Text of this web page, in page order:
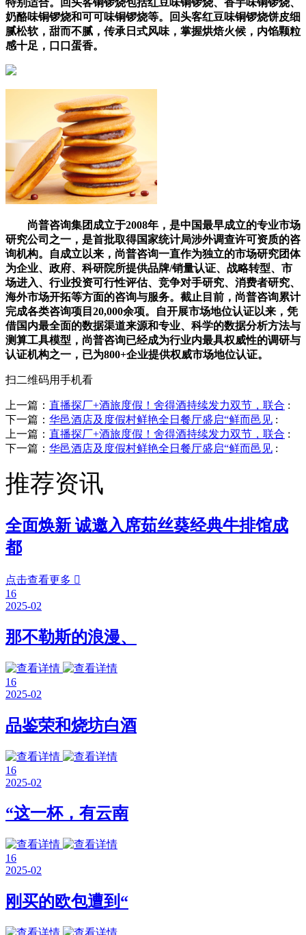
特别适合。回头客铜锣烧包括红豆味铜锣烧、香芋味铜锣烧、
奶酪味铜锣烧和可可味铜锣烧等。回头客红豆味铜锣烧饼皮细
腻松软，甜而不腻，传承日式风味，掌握烘焙火候，内馅颗粒
感十足，口口蛋香。
尚普咨询集团成立于2008年，是中国最早成立的专业市场
研究公司之一，是首批取得国家统计局涉外调查许可资质的咨
询机构。自成立以来，尚普咨询一直作为独立的市场研究团体
为企业、政府、科研院所提供品牌/销量认证、战略转型、市
场进入、行业投资可行性评估、竞争对手研究、消费者研究、
海外市场开拓等方面的咨询与服务。截止目前，尚普咨询累计
完成各类咨询项目20,000余项。自开展市场地位认证以来，凭
借国内最全面的数据渠道来源和专业、科学的数据分析方法与
测算工具模型，尚普咨询已经成为行业内最具权威性的调研与
认证机构之一，已为800+企业提供权威市场地位认证。
扫二维码用手机看
上一篇： 直播探厂+酒旅度假！舍得酒持续发力双节，联合 :
下一篇： 华邑酒店及度假村鲜艳全日餐厅盛启“鲜而邑见 :
上一篇： 直播探厂+酒旅度假！舍得酒持续发力双节，联合 :
下一篇： 华邑酒店及度假村鲜艳全日餐厅盛启“鲜而邑见 :
推荐资讯
全面焕新 诚邀入席茹丝葵经典牛排馆成
都
点击查看更多 
16
2025-02
那不勒斯的浪漫、
16
2025-02
品鉴荣和烧坊白酒
16
2025-02
“这一杯，有云南
16
2025-02
刚买的欧包遭到“